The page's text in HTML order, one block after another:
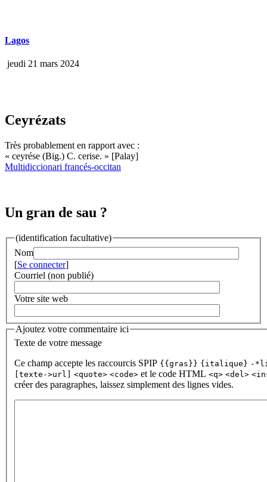
Lagos
jeudi 21 mars 2024
Ceyrézats
Très probablement en rapport avec :
« ceyrése (Big.) C. cerise. » [Palay]
Multidiccionari francés-occitan
Un gran de sau ?
(identification facultative)
Nom
[Se connecter]
Courriel (non publié)
Votre site web
Ajoutez votre commentaire ici
Texte de votre message
Ce champ accepte les raccourcis SPIP {{gras}} {italique} -
[texte->url]
<quote> <code> et le code HTML <q> <del>
créer des paragraphes, laissez simplement des lignes vides.